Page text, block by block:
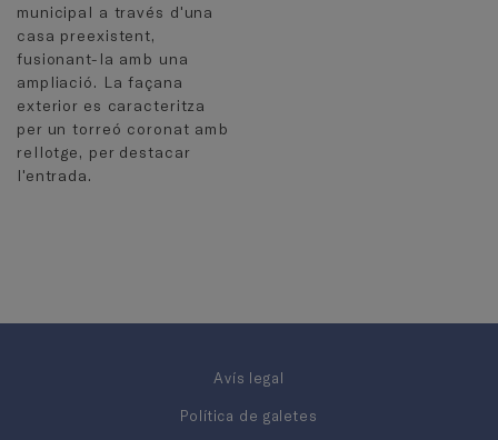
municipal a través d'una
casa preexistent,
fusionant-la amb una
ampliació. La façana
exterior es caracteritza
per un torreó coronat amb
rellotge, per destacar
l'entrada.
Avís legal
Política de galetes